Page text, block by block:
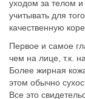
уходом за телом
учитывать для
качественную
Первое и самое
чем на лице, т.к.
Более жирная
этом обычно
Все это